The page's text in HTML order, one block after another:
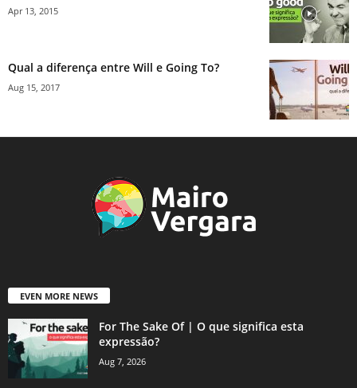
Apr 13, 2015
Qual a diferença entre Will e Going To?
Aug 15, 2017
EVEN MORE NEWS
For The Sake Of | O que significa esta
expressão?
Aug 7, 2026